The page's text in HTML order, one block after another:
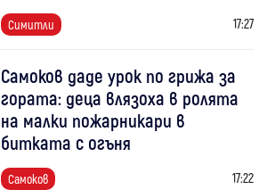
Симитли 17:27
Самоков даде урок по грижа за
гората: деца влязоха в ролята
на малки пожарникари в
битката с огъня
Самоков 17:22